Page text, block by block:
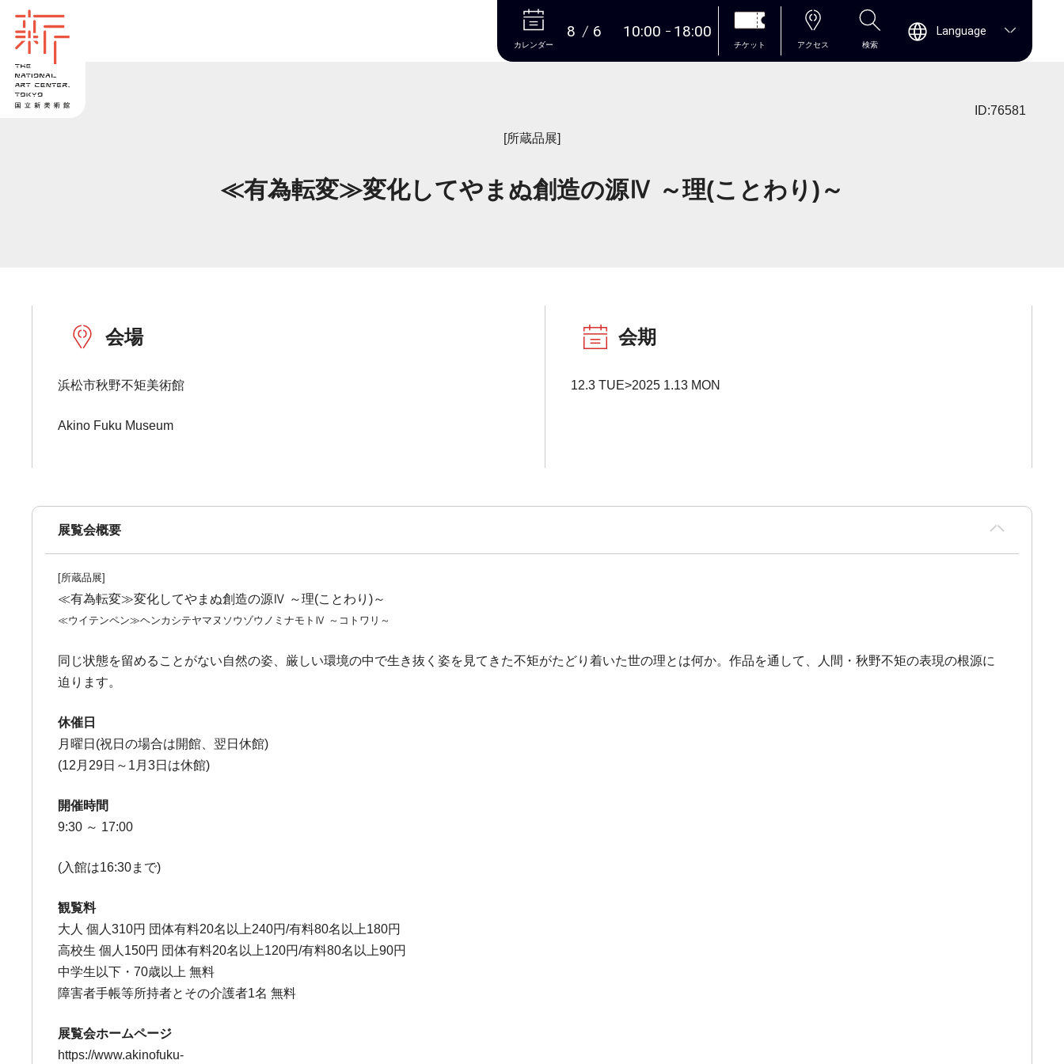
本文へ
カレンダー
8 6 10:00 18:00
チケット アクセス 検索
Language
ID:76581
[所蔵品展]
≪有為転変≫変化してやまぬ創造の源Ⅳ ～理(ことわり)～
会場
浜松市秋野不矩美術館
Akino Fuku Museum
会期
12.3 TUE>2025 1.13 MON
展覧会概要
[所蔵品展]
≪有為転変≫変化してやまぬ創造の源Ⅳ ～理(ことわり)～
≪ウイテンペン≫ヘンカシテヤマヌソウゾウノミナモトⅣ ～コトワリ～
同じ状態を留めることがない自然の姿、厳しい環境の中で生き抜く姿を見てきた不矩がたどり着いた世の理とは何か。作品を通して、人間・秋野不矩の表現の根源に
迫ります。
休催日
月曜日(祝日の場合は開館、翌日休館)
(12月29日～1月3日は休館)
開催時間
9:30 ～ 17:00
(入館は16:30まで)
観覧料
大人 個人310円 団体有料20名以上240円/有料80名以上180円
高校生 個人150円 団体有料20名以上120円/有料80名以上90円
中学生以下・70歳以上 無料
障害者手帳等所持者とその介護者1名 無料
展覧会ホームページ
https://www.akinofuku-